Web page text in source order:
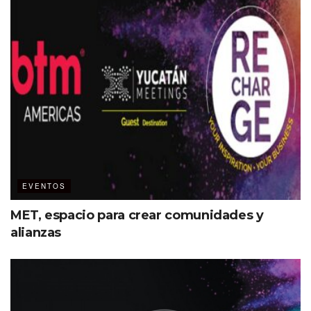
conquistar el Super Bowl en su edición XXXI y hoy es
miembro del Salón de la Fama. Además, por primera
ocasión visitará México.
EVENTOS
MET, espacio para crear comunidades y
alianzas